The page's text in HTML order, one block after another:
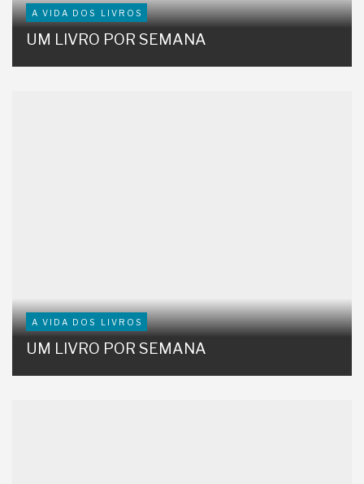
A VIDA DOS LIVROS
UM LIVRO POR SEMANA
A VIDA DOS LIVROS
UM LIVRO POR SEMANA